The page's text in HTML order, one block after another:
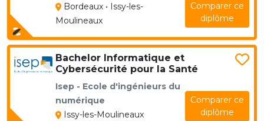
Bordeaux • Issy-les-
Moulineaux
Comparer ce
diplôme
Bachelor Informatique et
Cybersécurité pour la Santé
Isep - Ecole d'ingénieurs du
numérique
Issy-les-Moulineaux
Comparer ce
diplôme